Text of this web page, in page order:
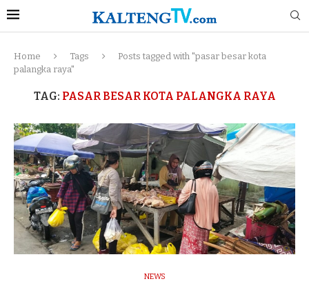
Home Tags
Posts tagged with "pasar besar kota
palangka raya"
TAG: PASAR BESAR KOTA PALANGKA RAYA
NEWS